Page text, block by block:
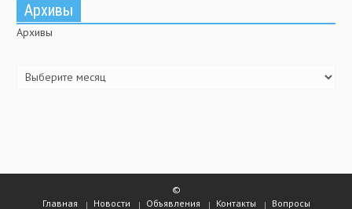
Архивы
Архивы
©
Главная
Новости Объявления Контакты Вопросы